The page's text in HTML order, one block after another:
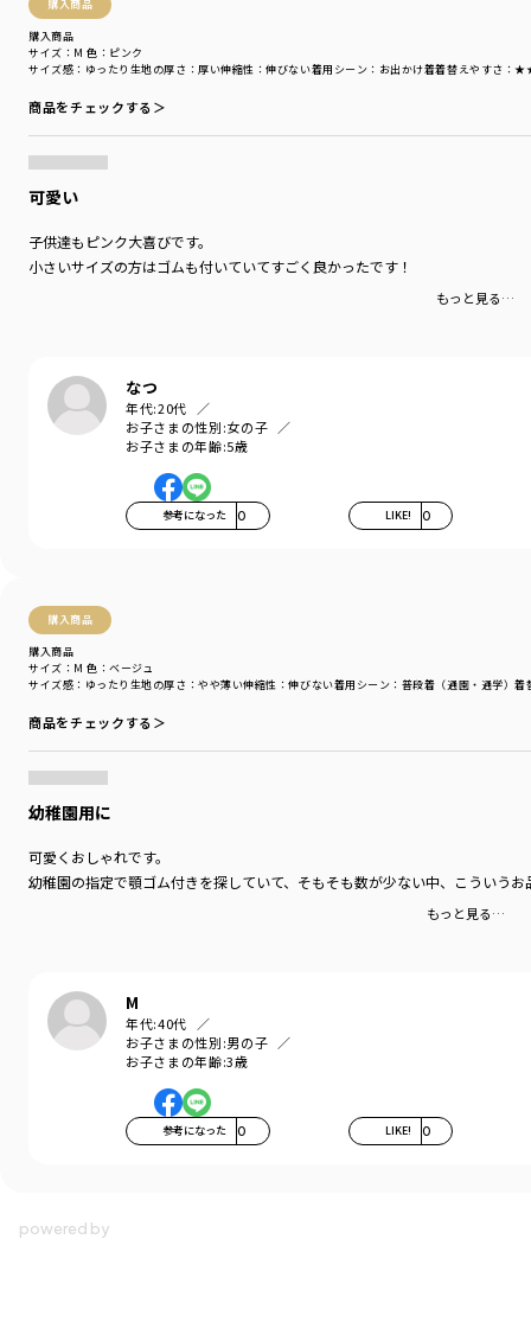
購入商品
購入商品
サイズ感 ：ゆったり 生地の厚さ ：厚い伸縮性 ：伸びない着用シーン ：お出かけ着着替えやすさ ：
サイズ：M 色：ピンク
商品をチェックする＞
可愛い
子供達もピンク大喜びです。
小さいサイズの方はゴムも付いていてすごく良かったです！
もっと見る…
なつ
年代:20代
お子さまの性別:女の子
お子さまの年齢:5歳
参考になった 0 LIKE! 0
購入商品
購入商品
サイズ感 ：ゆったり 生地の厚さ ：やや薄い伸縮性 ：伸びない着用シーン ：普段着（通園・通学）着
サイズ：M 色：ベージュ
商品をチェックする＞
幼稚園用に
可愛くおしゃれです。
幼稚園の指定で顎ゴム付きを探していて、そもそも数が少ない中、こういう
もっと見る…
M
年代:40代
お子さまの性別:男の子
お子さまの年齢:3歳
参考になった 0 LIKE! 0
性別タイプ
商品番号
／ 14-5365-761